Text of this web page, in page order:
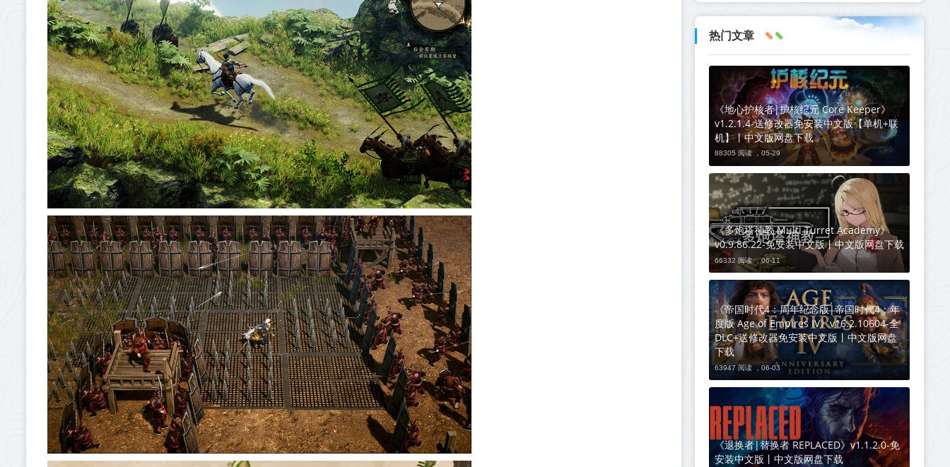
热门文章
《地心护核者|护核纪元 Core Keeper》
v1.2.1.4-送修改器免安装中文版【单机+联
机】丨中文版网盘下载
88305 阅读 ， 05-29
《多炮塔神教 Multi Turret Academy》
v0.9.86.22-免安装中文版丨中文版网盘下载
66332 阅读 ，06-11
《帝国时代4：周年纪念版|帝国时代4：年
度版 Age of Empires IV》v16.2.10604-全
DLC+送修改器免安装中文版丨中文版网盘
下载
63947 阅读 ，06-03
《退换者|替换者 REPLACED》v1.1.2.0-免
安装中文版丨中文版网盘下载